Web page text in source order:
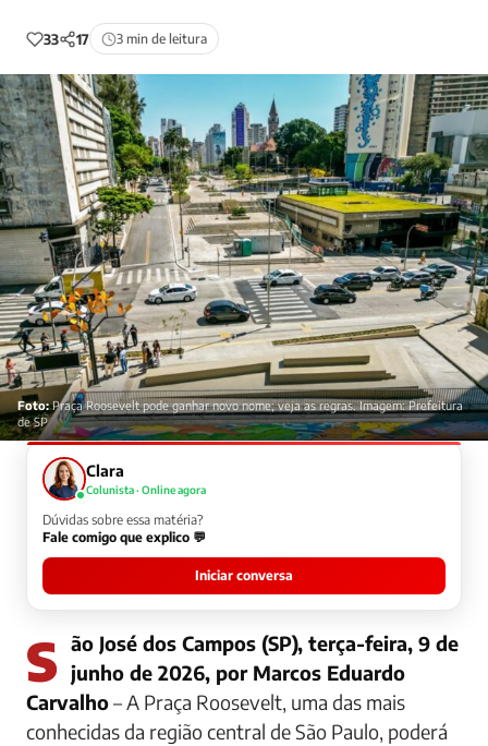
33 17 3 min de leitura
Foto:Praça Roosevelt pode ganhar novo nome; veja as regras. Imagem: Prefeitura
de SP
Clara
Colunista · Online agora
Dúvidas sobre essa matéria?
Fale comigo que explico 💬
Iniciar conversa
São José dos Campos (SP), terça-feira, 9 de junho de 2026, por Marcos Eduardo
Carvalho– A Praça Roosevelt, uma das mais
conhecidas da região central de São Paulo, poderá